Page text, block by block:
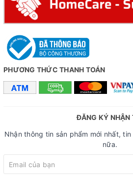
PHƯƠNG THỨC THANH TOÁN
ĐĂNG KÝ NHẬN
Nhận thông tin sản phẩm mới nhất,
nữa.